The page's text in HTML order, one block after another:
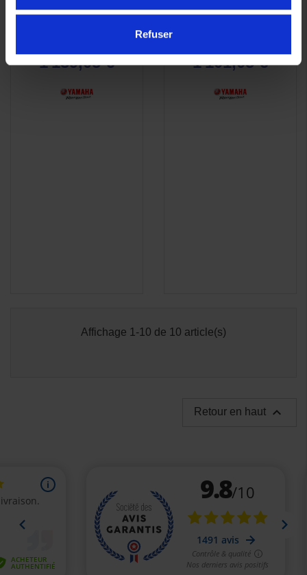
Refuser
Par Yamaha
1 139,05 €
YAMAHA
1 101,05 €
Affichage 1-10 de 10 article(s)
Retour en haut 